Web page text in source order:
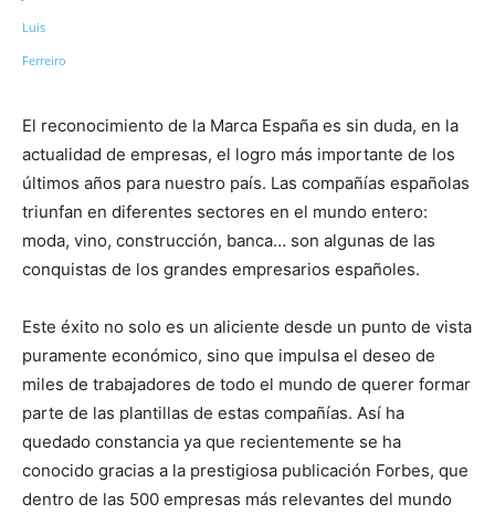
El reconocimiento de la Marca España es sin duda, en la
actualidad de empresas, el logro más importante de los
últimos años para nuestro país. Las compañías españolas
triunfan en diferentes sectores en el mundo entero:
moda, vino, construcción, banca… son algunas de las
conquistas de los grandes empresarios españoles.
Este éxito no solo es un aliciente desde un punto de vista
puramente económico, sino que impulsa el deseo de
miles de trabajadores de todo el mundo de querer formar
parte de las plantillas de estas compañías. Así ha
quedado constancia ya que recientemente se ha
conocido gracias a la prestigiosa publicación Forbes, que
dentro de las 500 empresas más relevantes del mundo